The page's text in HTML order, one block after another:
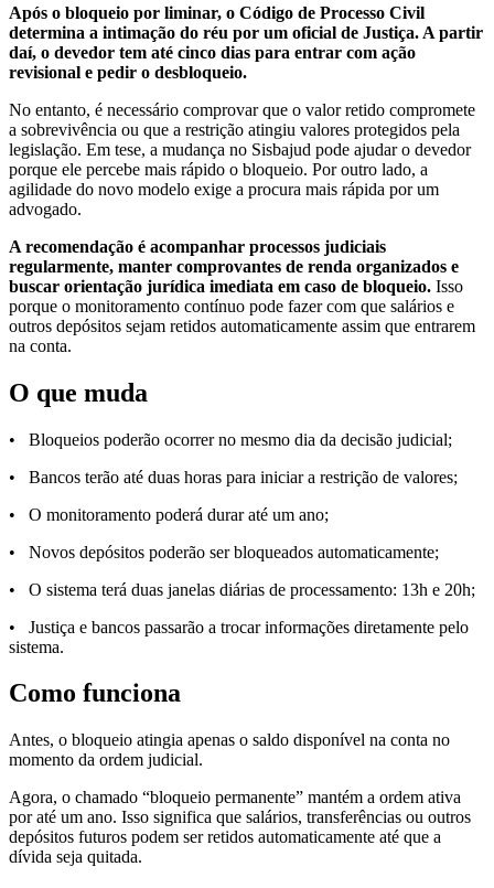
Após o bloqueio por liminar, o Código de Processo Civil
determina a intimação do réu por um oficial de Justiça. A partir
daí, o devedor tem até cinco dias para entrar com ação
revisional e pedir o desbloqueio.
No entanto, é necessário comprovar que o valor retido compromete
a sobrevivência ou que a restrição atingiu valores protegidos pela
legislação. Em tese, a mudança no Sisbajud pode ajudar o devedor
porque ele percebe mais rápido o bloqueio. Por outro lado, a
agilidade do novo modelo exige a procura mais rápida por um
advogado.
A recomendação é acompanhar processos judiciais
regularmente, manter comprovantes de renda organizados e
buscar orientação jurídica imediata em caso de bloqueio. Isso
porque o monitoramento contínuo pode fazer com que salários e
outros depósitos sejam retidos automaticamente assim que entrarem
na conta.
O que muda
• Bloqueios poderão ocorrer no mesmo dia da decisão judicial;
• Bancos terão até duas horas para iniciar a restrição de valores;
• O monitoramento poderá durar até um ano;
• Novos depósitos poderão ser bloqueados automaticamente;
• O sistema terá duas janelas diárias de processamento: 13h e 20h;
• Justiça e bancos passarão a trocar informações diretamente pelo
sistema.
Como funciona
Antes, o bloqueio atingia apenas o saldo disponível na conta no
momento da ordem judicial.
Agora, o chamado “bloqueio permanente” mantém a ordem ativa
por até um ano. Isso significa que salários, transferências ou outros
depósitos futuros podem ser retidos automaticamente até que a
dívida seja quitada.